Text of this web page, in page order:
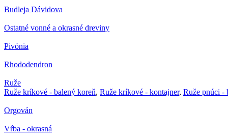
Budleja Dávidova
Ostatné vonné a okrasné dreviny
Pivónia
Rhododendron
Ruže
Ruže kríkové - balený koreň, Ruže kríkové - kontajner, Ruže pnúci -
Orgován
Vŕba - okrasná